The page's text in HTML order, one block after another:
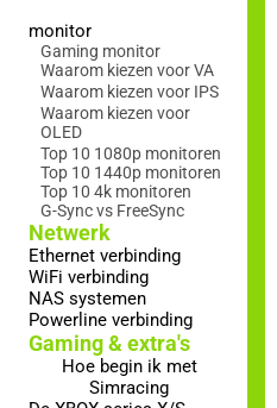
monitor
Gaming monitor
Waarom kiezen voor VA
Waarom kiezen voor IPS
Waarom kiezen voor
OLED
Top 10 1080p monitoren
Top 10 1440p monitoren
Top 10 4k monitoren
G-Sync vs FreeSync
Netwerk
Ethernet verbinding
WiFi verbinding
NAS systemen
Powerline verbinding
Gaming & extra's
Hoe begin ik met
Simracing